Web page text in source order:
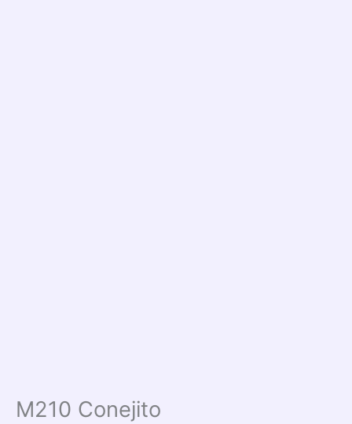
M210 Conejito